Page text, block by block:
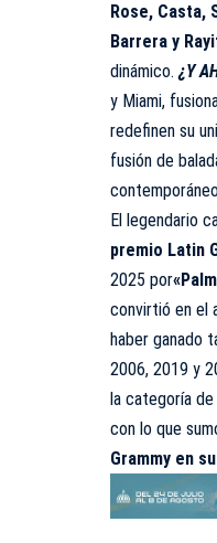
Rose, Casta,
Barrera y
dinámico.¿Y
y Miami,
redefinen su
fusión de
El legendario
premio Latin
2025 por
convirtió en el
haber ganado
2006, 2019 y
la categoría
con lo que
Grammy en